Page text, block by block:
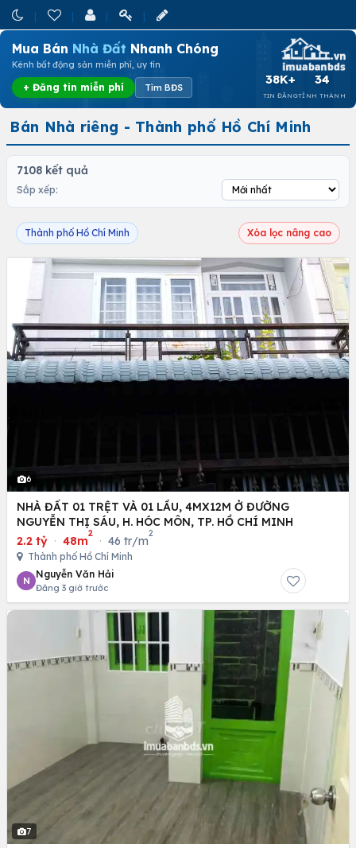
Mua Bán Nhà Đất Nhanh Chóng
Kênh bất động sản miễn phí, uy tín
+ Đăng tin miễn phí Tìm BĐS
38K+
TIN ĐĂNG
34
TỈNH THÀNH
Bán Nhà riêng - Thành phố Hồ Chí Minh
7108 kết quả
Sắp xếp:
Thành phố Hồ Chí Minh Xóa lọc nâng cao
6
NHÀ ĐẤT 01 TRỆT VÀ 01 LẦU, 4MX12M Ở ĐƯỜNG
NGUYỄN THỊ SÁU, H. HÓC MÔN, TP. HỒ CHÍ MINH
2.2 tỷ · 48m
2
· 46 tr/m
2
Thành phố Hồ Chí Minh
N
Nguyễn Văn Hải
Đăng 3 giờ trước
7